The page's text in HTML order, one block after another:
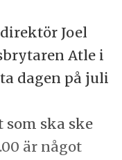
Joel
Atle i
dagen på juli
som ska ske
är något